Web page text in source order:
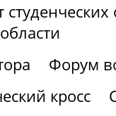
Форум
кросс